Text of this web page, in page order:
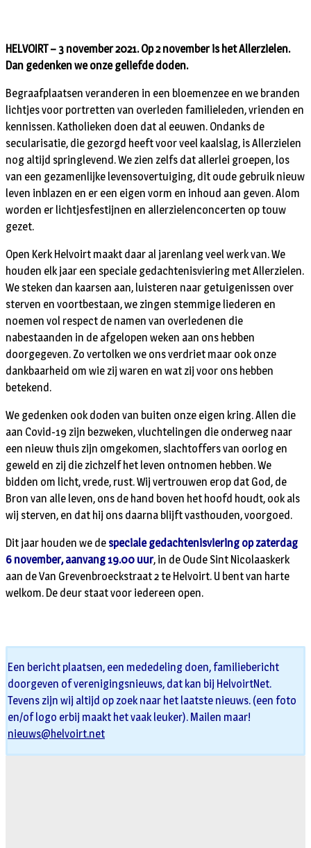
HELVOIRT – 3 november 2021. Op 2 november is het Allerzielen.
Dan gedenken we onze geliefde doden.
Begraafplaatsen veranderen in een bloemenzee en we branden
lichtjes voor portretten van overleden familieleden, vrienden en
kennissen. Katholieken doen dat al eeuwen. Ondanks de
secularisatie, die gezorgd heeft voor veel kaalslag, is Allerzielen
nog altijd springlevend. We zien zelfs dat allerlei groepen, los
van een gezamenlijke levensovertuiging, dit oude gebruik nieuw
leven inblazen en er een eigen vorm en inhoud aan geven. Alom
worden er lichtjesfestijnen en allerzielenconcerten op touw
gezet.
Open Kerk Helvoirt maakt daar al jarenlang veel werk van. We
houden elk jaar een speciale gedachtenisviering met Allerzielen.
We steken dan kaarsen aan, luisteren naar getuigenissen over
sterven en voortbestaan, we zingen stemmige liederen en
noemen vol respect de namen van overledenen die
nabestaanden in de afgelopen weken aan ons hebben
doorgegeven. Zo vertolken we ons verdriet maar ook onze
dankbaarheid om wie zij waren en wat zij voor ons hebben
betekend.
We gedenken ook doden van buiten onze eigen kring. Allen die
aan Covid-19 zijn bezweken, vluchtelingen die onderweg naar
een nieuw thuis zijn omgekomen, slachtoffers van oorlog en
geweld en zij die zichzelf het leven ontnomen hebben. We
bidden om licht, vrede, rust. Wij vertrouwen erop dat God, de
Bron van alle leven, ons de hand boven het hoofd houdt, ook als
wij sterven, en dat hij ons daarna blijft vasthouden, voorgoed.
Dit jaar houden we de speciale gedachtenisviering op zaterdag
6 november, aanvang 19.00 uur, in de Oude Sint Nicolaaskerk
aan de Van Grevenbroeckstraat 2 te Helvoirt. U bent van harte
welkom. De deur staat voor iedereen open.
Een bericht plaatsen, een mededeling doen, familiebericht
doorgeven of verenigingsnieuws, dat kan bij HelvoirtNet.
Tevens zijn wij altijd op zoek naar het laatste nieuws. (een foto
en/of logo erbij maakt het vaak leuker). Mailen maar!
nieuws@helvoirt.net